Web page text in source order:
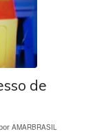
de
AMARBRASIL